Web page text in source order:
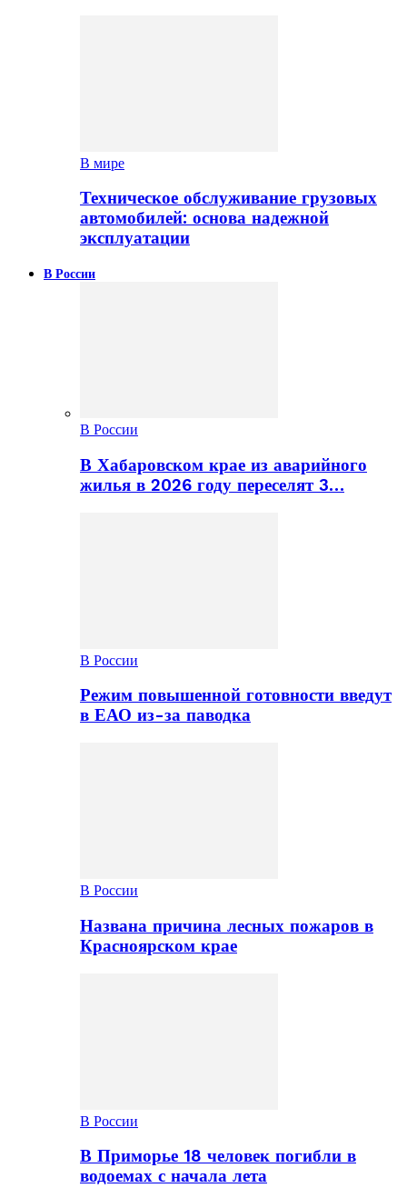
В мире
Техническое обслуживание грузовых
автомобилей: основа надежной
эксплуатации
В России
В России
В Хабаровском крае из аварийного
жилья в 2026 году переселят 3…
В России
Режим повышенной готовности введут
в ЕАО из-за паводка
В России
Названа причина лесных пожаров в
Красноярском крае
В России
В Приморье 18 человек погибли в
водоемах с начала лета